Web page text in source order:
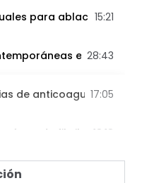
para ablación en FA
15:21
en el diag...
28:43
de anticoagulación...
17:05
de fibrilación...
18:18
la hipertensión arterial...